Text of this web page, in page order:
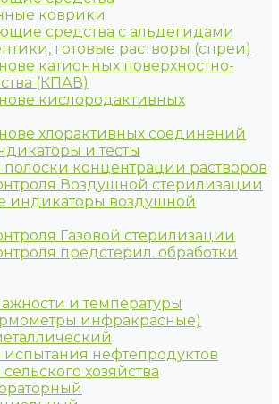
коврики
средства с альдегидами
готовые растворы (спреи)
катионных поверхностно-
(КПАВ)
кислородактивных
хлорактивных соединений
и тесты
концентрации растворов
Воздушной стерилизации
индикаторы воздушной
Газовой стерилизации
предстерил. обработки
и температуры
инфракрасные)
нефтепродуктов
хозяйства